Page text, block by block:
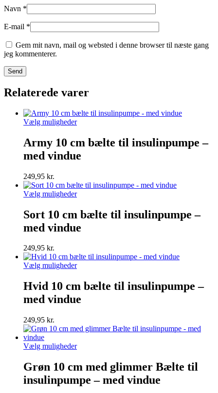
Navn *
E-mail *
Gem mit navn, mail og websted i denne browser til næste gang
jeg kommenterer.
Relaterede varer
Vælg mulighederDette
flere
varianter.
vælges
på
varesiden
Army 10 cm bælte til insulinpumpe –
med vindue
249,95 kr.
Vælg mulighederDette
har
flere
varianter.
vælges
på
Sort 10 cm bælte til insulinpumpe –
med vindue
249,95 kr.
Vælg mulighederDette
har
flere
varianter.
vælges
varesiden
Hvid 10 cm bælte til insulinpumpe –
med vindue
249,95 kr.
Vælg mulighederDette
flere
varianter.
Grøn 10 cm med glimmer Bælte til
insulinpumpe – med vindue